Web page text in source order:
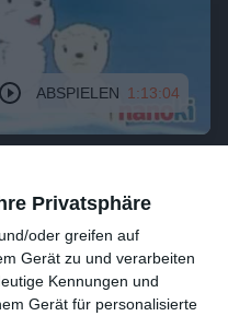
Privatsphäre
und/oder greifen auf
Gerät zu und verarbeiten
Kennungen und
Gerät für personalisierte
ABSPIELEN 1:13:04
und Mushka erleben
dabei eine Reihe von